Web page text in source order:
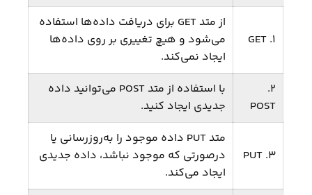
۱. GET
از متد GET برای دریافت داده‌ها استفاده
می‌شود و هیچ تغییری بر روی داده‌ها
ایجاد نمی‌کند.
۲.
POST
با استفاده از متد POST می‌توانید داده‌
جدیدی ایجاد ‌کنید.
۳. PUT
متد PUT داده‌ موجود را به‌روزرسانی یا
درصورتی که موجود نباشد، داده جدیدی
ایجاد می‌کند.